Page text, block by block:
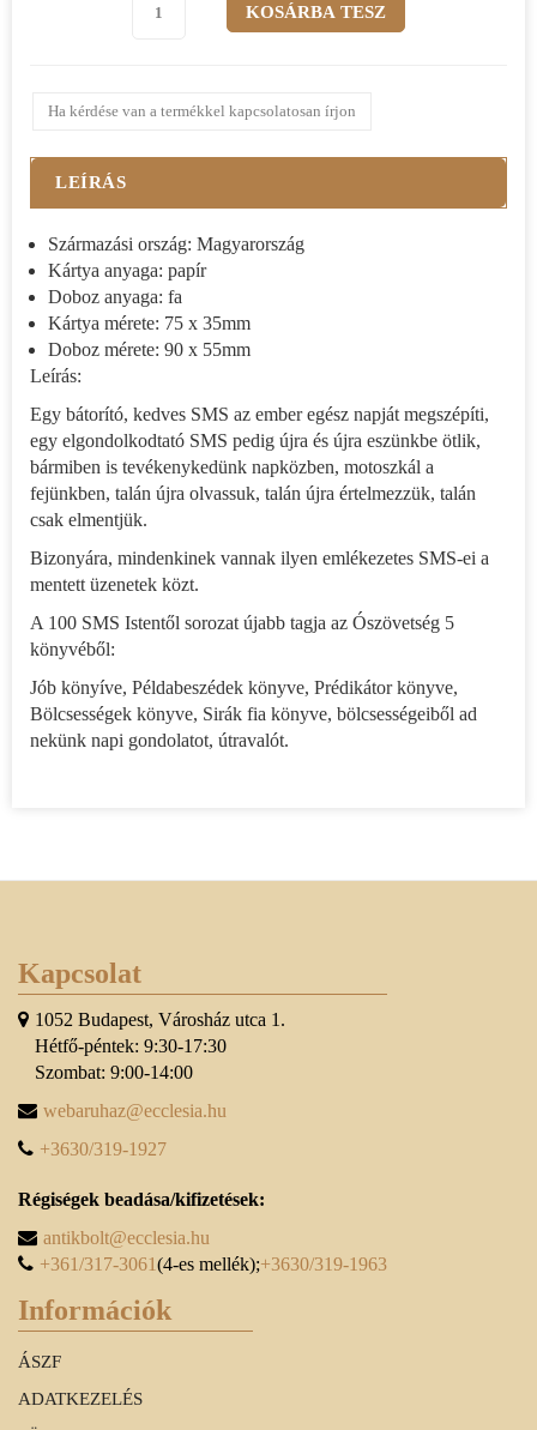
Ha kérdése van a termékkel kapcsolatosan írjon
LEÍRÁS
Származási ország: Magyarország
Kártya anyaga: papír
Doboz anyaga: fa
Kártya mérete: 75 x 35mm
Doboz mérete: 90 x 55mm
Leírás:
Egy bátorító, kedves SMS az ember egész napját megszépíti,
egy elgondolkodtató SMS pedig újra és újra eszünkbe ötlik,
bármiben is tevékenykedünk napközben, motoszkál a
fejünkben, talán újra olvassuk, talán újra értelmezzük, talán
csak elmentjük.
Bizonyára, mindenkinek vannak ilyen emlékezetes SMS-ei a
mentett üzenetek közt.
A 100 SMS Istentől sorozat újabb tagja az Ószövetség 5
könyvéből:
Jób könyíve, Példabeszédek könyve, Prédikátor könyve,
Bölcsességek könyve, Sirák fia könyve, bölcsességeiből ad
nekünk napi gondolatot, útravalót.
Kapcsolat
1052 Budapest, Városház utca 1.
Hétfő-péntek: 9:30-17:30
Szombat: 9:00-14:00
webaruhaz@ecclesia.hu
+3630/319-1927
Régiségek beadása/kifizetések:
antikbolt@ecclesia.hu
+361/317-3061(4-es mellék);+3630/319-1963
Információk
ÁSZF
ADATKEZELÉS